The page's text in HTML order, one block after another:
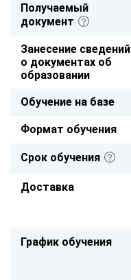
Получаемый
документ
Занесение сведений
о документах об
образовании
Обучение на базе
Формат обучения
Срок обучения
Доставка
График обучения